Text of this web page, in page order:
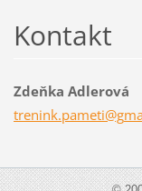
Kontakt
Zdeňka Adlerová
trenink.pameti@g